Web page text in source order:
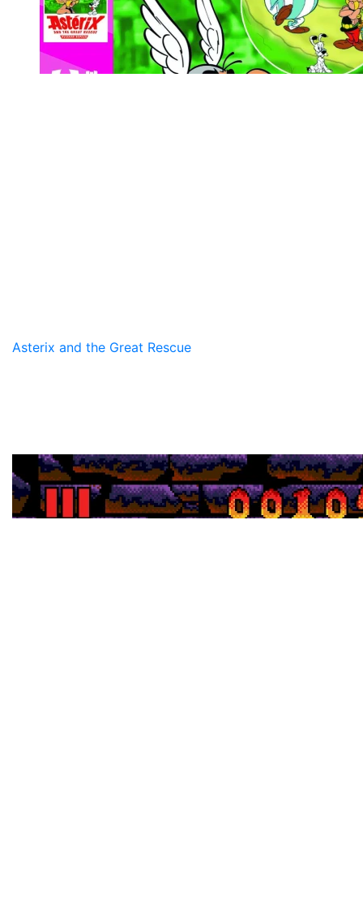
Asterix and the Great Rescue